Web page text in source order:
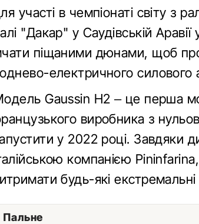
участі в чемпіонаті світу з
"Дакар" у Саудівській
піщаними дюнами, щоб
електричного силового
Gaussin H2 – це перша
виробника з
у 2022 році. Завдяки
компанією
будь-які
Пальне